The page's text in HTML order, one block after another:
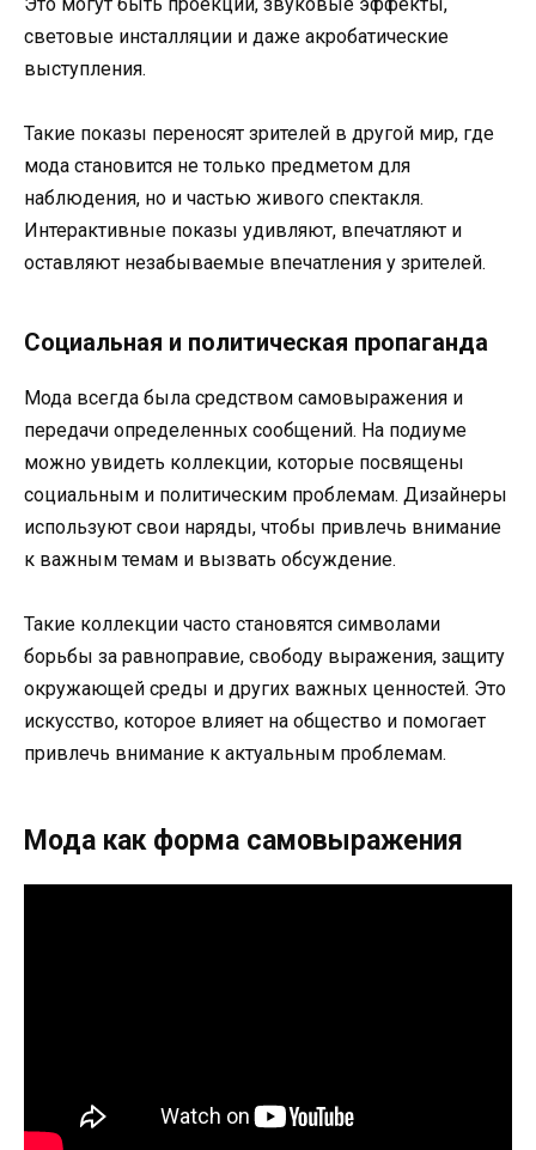
световые инсталляции и даже акробатические
выступления.
Такие показы переносят зрителей в другой мир, где
мода становится не только предметом для
наблюдения, но и частью живого спектакля.
Интерактивные показы удивляют, впечатляют и
оставляют незабываемые впечатления у зрителей.
Социальная и политическая пропаганда
Мода всегда была средством самовыражения и
передачи определенных сообщений. На подиуме
можно увидеть коллекции, которые посвящены
социальным и политическим проблемам. Дизайнеры
используют свои наряды, чтобы привлечь внимание
к важным темам и вызвать обсуждение.
Такие коллекции часто становятся символами
борьбы за равноправие, свободу выражения, защиту
окружающей среды и других важных ценностей. Это
искусство, которое влияет на общество и помогает
привлечь внимание к актуальным проблемам.
Мода как форма самовыражения